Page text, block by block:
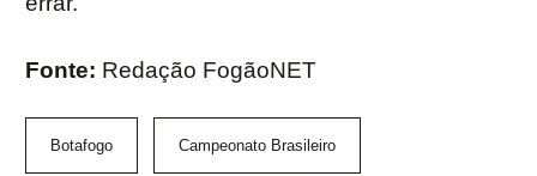
Fonte: Redação FogãoNET
Botafogo Campeonato Brasileiro